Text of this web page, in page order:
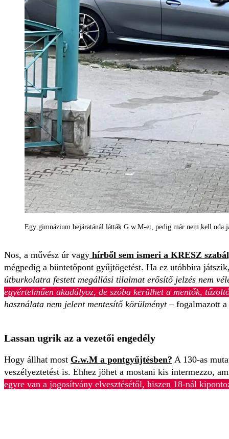
Egy gimnázium bejáratánál látták G.w.M-et, pedig már nem kell oda
Nos, a művész úr vagy hírből sem ismeri a KRESZ
mégpedig a büntetőpont gyűjtögetést. Ha ez utóbbira
útburkolatra festett megállási tilalmat erősítő jelzés nem
egyértelműen akadályoz, de szóba kerülhet a mentők,
használata nem jelent mentesítő körülményt –fogalmazott a
Lassan ugrik az a vezetői engedély
Hogy állhat most G.w.M a pontgyűjtésben? A 130-as
veszélyeztetést is. Ehhez jöhet a mostani kis intermezzo,
egyre van a jogosítvány elvesztésétől, hiszen 18-nál